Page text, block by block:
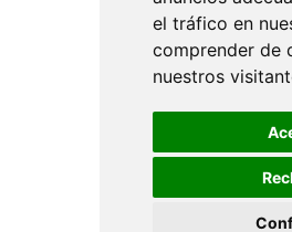
el tráfico en
comprender de
nuestros